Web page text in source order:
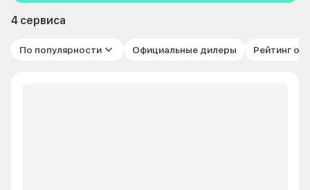
4 сервиса
По популярности Официальные дилеры Рейтинг